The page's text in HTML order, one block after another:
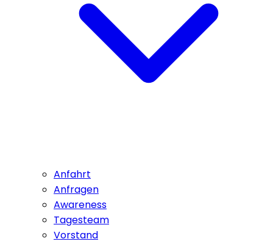
Anfahrt
Anfragen
Awareness
Tagesteam
Vorstand